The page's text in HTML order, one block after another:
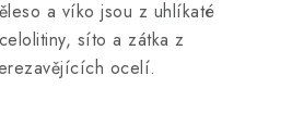
a víko jsou z uhlíkaté
síto a zátka z
ocelí.